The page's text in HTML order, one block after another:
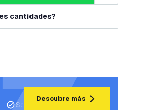
cantidades?
Soporte para proyectos y planes de
Descubre más